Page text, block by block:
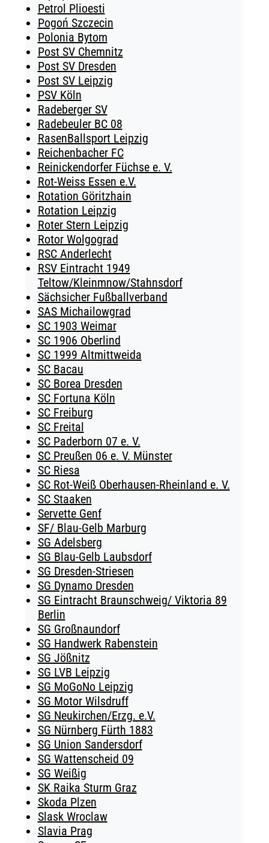
Petrol Plioesti
Pogoń Szczecin
Polonia Bytom
Post SV Chemnitz
Post SV Dresden
Post SV Leipzig
PSV Köln
Radeberger SV
Radebeuler BC 08
RasenBallsport Leipzig
Reichenbacher FC
Reinickendorfer Füchse e. V.
Rot-Weiss Essen e.V.
Rotation Göritzhain
Rotation Leipzig
Roter Stern Leipzig
Rotor Wolgograd
RSC Anderlecht
RSV Eintracht 1949
Teltow/Kleinmnow/Stahnsdorf
Sächsicher Fußballverband
SAS Michailowgrad
SC 1903 Weimar
SC 1906 Oberlind
SC 1999 Altmittweida
SC Bacau
SC Borea Dresden
SC Fortuna Köln
SC Freiburg
SC Freital
SC Paderborn 07 e. V.
SC Preußen 06 e. V. Münster
SC Riesa
SC Rot-Weiß Oberhausen-Rheinland e. V.
SC Staaken
Servette Genf
SF/ Blau-Gelb Marburg
SG Adelsberg
SG Blau-Gelb Laubsdorf
SG Dresden-Striesen
SG Dynamo Dresden
SG Eintracht Braunschweig/ Viktoria 89
Berlin
SG Großnaundorf
SG Handwerk Rabenstein
SG Jößnitz
SG LVB Leipzig
SG MoGoNo Leipzig
SG Motor Wilsdruff
SG Neukirchen/Erzg. e.V.
SG Nürnberg Fürth 1883
SG Union Sandersdorf
SG Wattenscheid 09
SG Weißig
SK Raika Sturm Graz
Skoda Plzen
Slask Wroclaw
Slavia Prag